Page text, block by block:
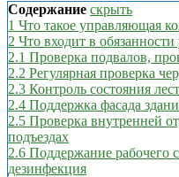
Содержание скрыть
1 Что такое управляющая
2 Что входит в
2.1 Проверка подвалов,
2.2 Регулярная проверка
2.3 Контроль состояния
2.4 Поддержка фасада
2.5 Проверка внутренней
подъездах
2.6 Поддержание рабочего
дезинфекция